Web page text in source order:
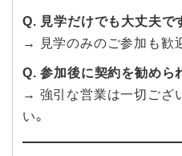
Q. 見学だけでも大丈夫で
→ 見学のみのご参加も歓
Q. 参加後に契約を勧めら
→ 強引な営業は一切ござ
い。